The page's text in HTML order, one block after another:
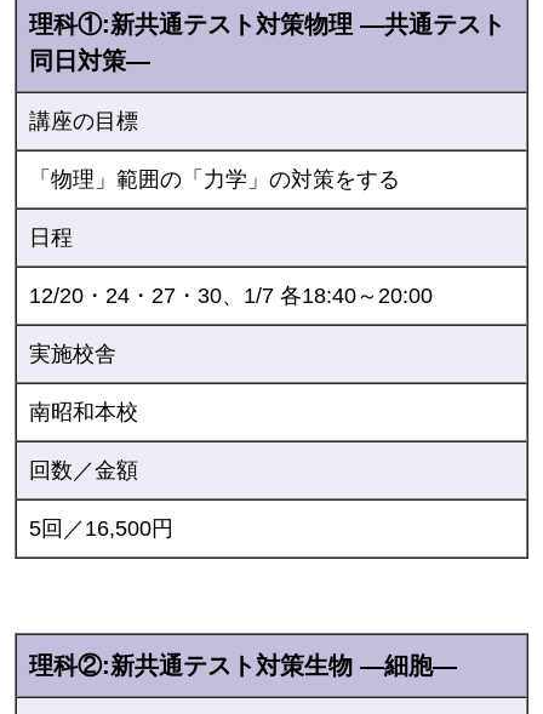
理科①:新共通テスト対策物理 ―共通テスト
同日対策―
講座の目標
「物理」範囲の「力学」の対策をする
日程
12/20・24・27・30、1/7 各18:40～20:00
実施校舎
南昭和本校
回数／金額
5回／16,500円
理科②:新共通テスト対策生物 ―細胞―